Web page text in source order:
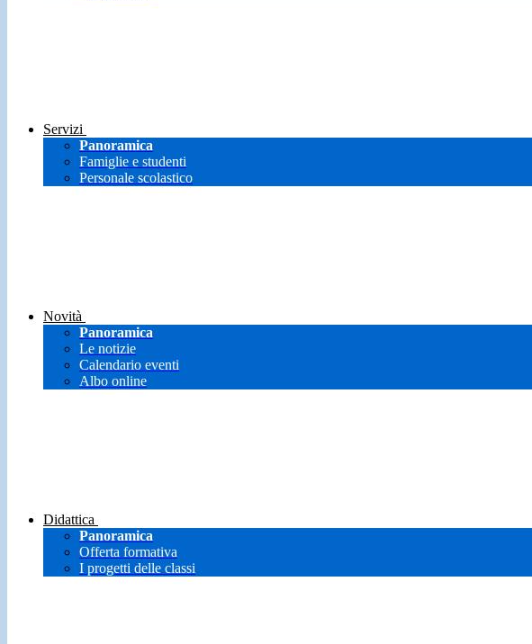
Servizi
Panoramica
Famiglie e studenti
Personale scolastico
Novità
Panoramica
Le notizie
Calendario eventi
Albo online
Didattica
Panoramica
Offerta formativa
I progetti delle classi